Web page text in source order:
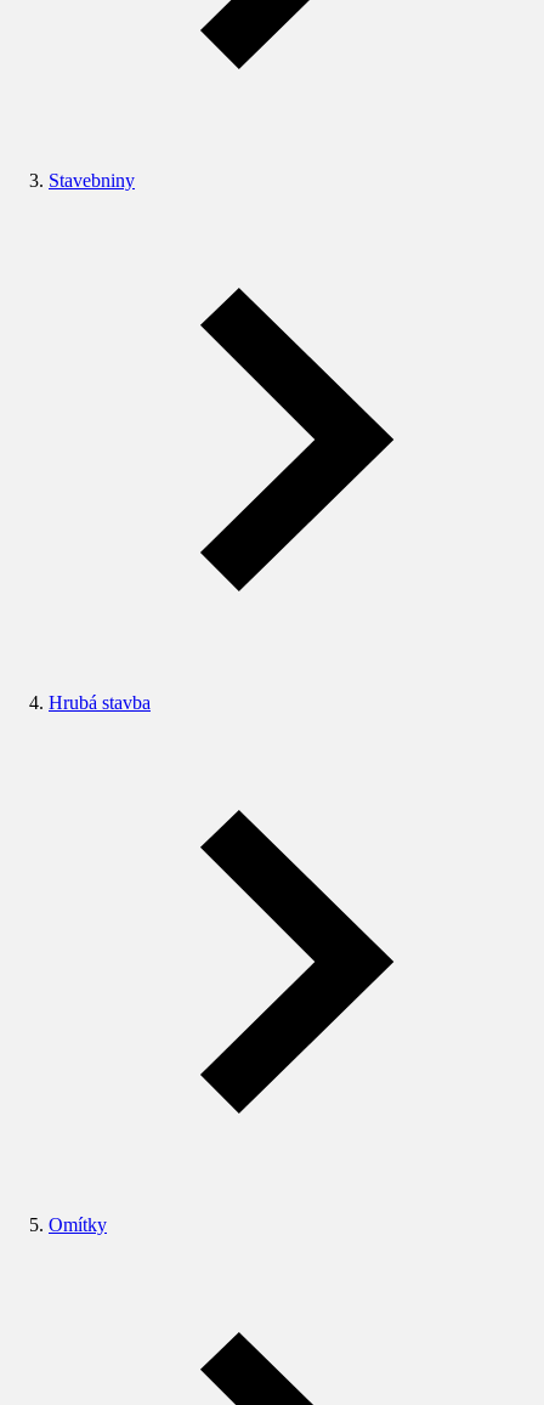
Stavebniny
Hrubá stavba
Omítky